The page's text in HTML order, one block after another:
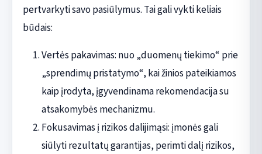
pertvarkyti savo pasiūlymus. Tai gali vykti keliais
būdais:
Vertės pakavimas: nuo „duomenų tiekimo“ prie
„sprendimų pristatymo“, kai žinios pateikiamos
kaip įrodyta, įgyvendinama rekomendacija su
atsakomybės mechanizmu.
Fokusavimas į rizikos dalijimąsi: įmonės gali
siūlyti rezultatų garantijas, perimti dalį rizikos,